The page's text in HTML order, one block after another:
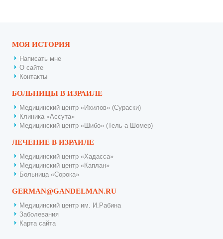
МОЯ ИСТОРИЯ
Написать мне
О сайте
Контакты
БОЛЬНИЦЫ В ИЗРАИЛЕ
Медицинский центр «Ихилов» (Сураски)
Клиника «Ассута»
Медицинский центр «Шибо» (Тель-а-Шомер)
ЛЕЧЕНИЕ В ИЗРАИЛЕ
Медицинский центр «Хадасса»
Медицинский центр «Каплан»
Больница «Сорока»
GERMAN@GANDELMAN.RU
Медицинский центр им. И.Рабина
Заболевания
Карта сайта